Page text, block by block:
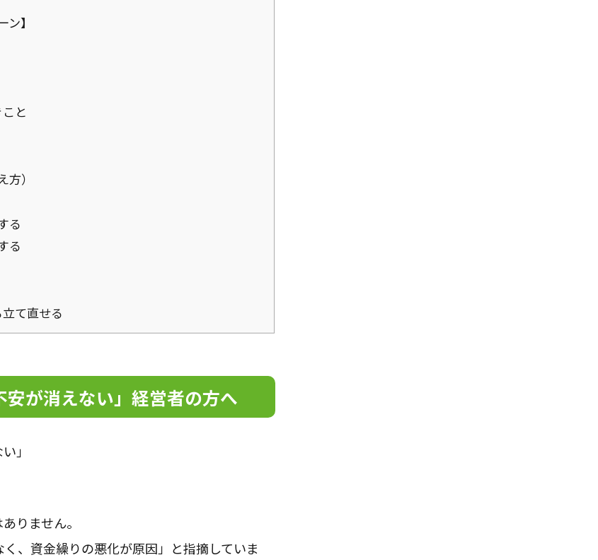
】
と
）
る
る
て直せる
が消えない」経営者の方へ
」
りません。
、資金繰りの悪化が原因」と指摘していま